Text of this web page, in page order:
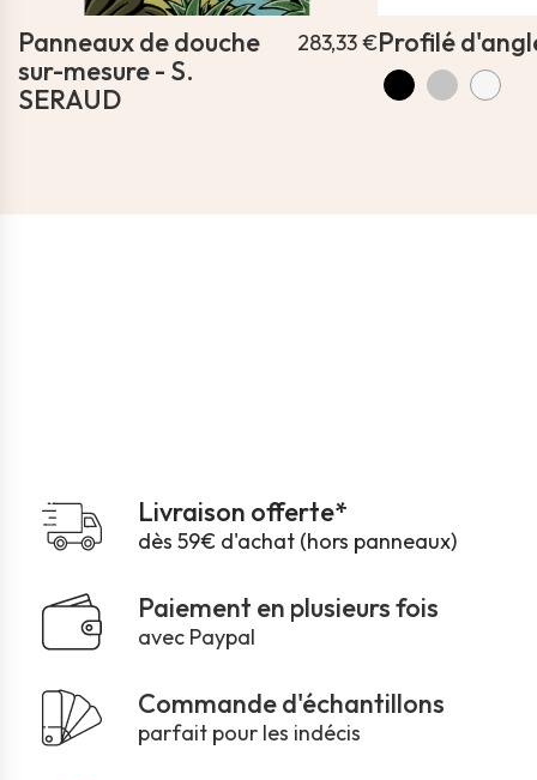
Panneaux de douche
sur-mesure - S.
SERAUD
283,33 €Profilé
Livraison offerte*
dès 59€ d'achat (hors panneaux)
Paiement en plusieurs fois
avec Paypal
Commande d'échantillons
parfait pour les indécis